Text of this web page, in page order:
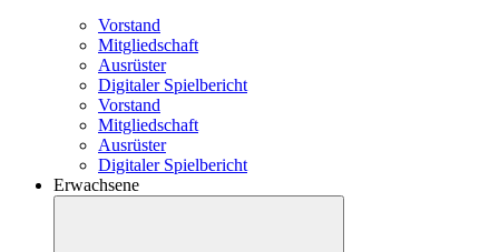
Vorstand
Mitgliedschaft
Ausrüster
Digitaler Spielbericht
Vorstand
Mitgliedschaft
Ausrüster
Digitaler Spielbericht
Erwachsene